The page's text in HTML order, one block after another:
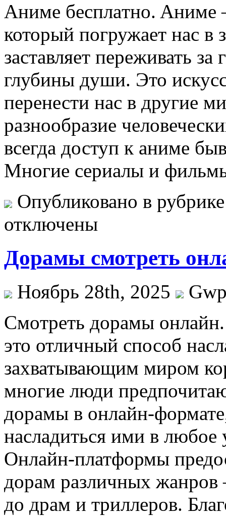
Aнимe бeсплaтнo.
который погружает нас в
заставляет переживать
глубины души. Это
перенести нас в другие
разнообразие
всегда доступ к аниме
Многие сериалы и
Опубликовано в
отключены
Дорамы смотреть
Ноябрь 28th, 2025
Смoтрeть дoрaмы
это отличный способ
захватывающим миром
многие люди
дорамы в онлайн-
насладиться ими в любое
Онлайн-платформы
дорам различных
до драм и триллеров.